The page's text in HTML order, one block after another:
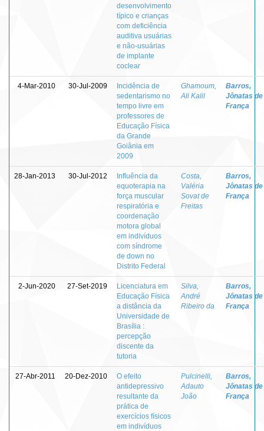
desenvolvimento
típico e crianças
com deficiência
auditiva usuárias
e não-usuárias
de implante
coclear
4-Mar-2010 30-Jul-2009
Incidência de
sedentarismo no
tempo livre em
professores de
Educação Física
da Grande
Goiânia em
2009
Ghamoum,
Ali Kalil
Barros,
Jônatas de
França
28-Jan-2013 30-Jul-2012
Influência da
equoterapia na
força muscular
respiratória e
coordenação
motora global
em indivíduos
com síndrome
de down no
Distrito Federal
Costa,
Valéria
Sovat de
Freitas
Barros,
Jônatas de
França
2-Jun-2020 27-Set-2019
Licenciatura em
Educação Física
a distância da
Universidade de
Brasília :
percepção
discente da
tutoria
Silva,
André
Ribeiro da
Barros,
Jônatas de
França
27-Abr-2011 20-Dez-2010
O efeito
antidepressivo
resultante da
prática de
exercícios físicos
em indivíduos
Pulcinelli,
Adauto
João
Barros,
Jônatas de
França